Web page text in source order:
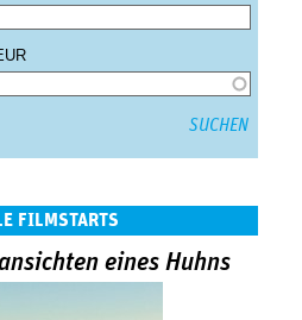
FILMSTARTS
eines Huhns